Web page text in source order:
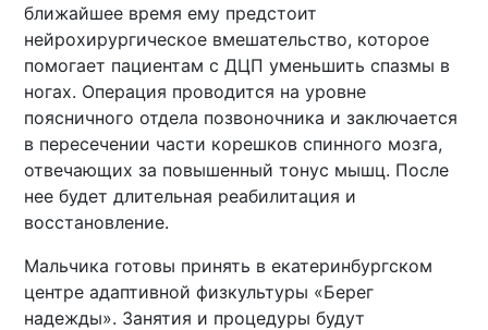
ближайшее время ему предстоит
нейрохирургическое вмешательство, которое
помогает пациентам с ДЦП уменьшить спазмы в
ногах. Операция проводится на уровне
поясничного отдела позвоночника и заключается
в пересечении части корешков спинного мозга,
отвечающих за повышенный тонус мышц. После
нее будет длительная реабилитация и
восстановление.
Мальчика готовы принять в екатеринбургском
центре адаптивной физкультуры «Берег
надежды». Занятия и процедуры будут